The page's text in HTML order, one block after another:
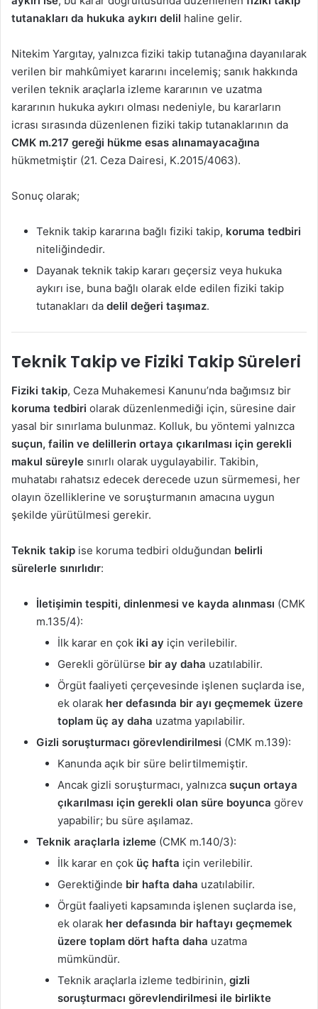
tutanakları da hukuka aykırı delil haline gelir.
Nitekim Yargıtay, yalnızca fiziki takip tutanağına dayanılarak
verilen bir mahkûmiyet kararını incelemiş; sanık hakkında
verilen teknik araçlarla izleme kararının ve uzatma
kararının hukuka aykırı olması nedeniyle, bu kararların
icrası sırasında düzenlenen fiziki takip tutanaklarının da
CMK m.217 gereği hükme esas alınamayacağına
hükmetmiştir (21. Ceza Dairesi, K.2015/4063).
Sonuç olarak;
Teknik takip kararına bağlı fiziki takip, koruma tedbiri
niteliğindedir.
Dayanak teknik takip kararı geçersiz veya hukuka
aykırı ise, buna bağlı olarak elde edilen fiziki takip
tutanakları da delil değeri taşımaz.
Teknik Takip ve Fiziki Takip Süreleri
Fiziki takip, Ceza Muhakemesi Kanunu’nda bağımsız bir
koruma tedbiri olarak düzenlenmediği için, süresine dair
yasal bir sınırlama bulunmaz. Kolluk, bu yöntemi yalnızca
suçun, failin ve delillerin ortaya çıkarılması için gerekli
makul süreyle sınırlı olarak uygulayabilir. Takibin,
muhatabı rahatsız edecek derecede uzun sürmemesi, her
olayın özelliklerine ve soruşturmanın amacına uygun
şekilde yürütülmesi gerekir.
Teknik takip ise koruma tedbiri olduğundan belirli
sürelerle sınırlıdır:
İletişimin tespiti, dinlenmesi ve kayda alınması (CMK
m.135/4):
İlk karar en çok iki ay için verilebilir.
Gerekli görülürse bir ay daha uzatılabilir.
Örgüt faaliyeti çerçevesinde işlenen suçlarda ise,
ek olarak her defasında bir ayı geçmemek üzere
toplam üç ay daha uzatma yapılabilir.
Gizli soruşturmacı görevlendirilmesi (CMK m.139):
Kanunda açık bir süre belirtilmemiştir.
Ancak gizli soruşturmacı, yalnızca suçun ortaya
çıkarılması için gerekli olan süre boyunca görev
yapabilir; bu süre aşılamaz.
Teknik araçlarla izleme (CMK m.140/3):
İlk karar en çok üç hafta için verilebilir.
Gerektiğinde bir hafta daha uzatılabilir.
Örgüt faaliyeti kapsamında işlenen suçlarda ise,
ek olarak her defasında bir haftayı geçmemek
üzere toplam dört hafta daha uzatma
mümkündür.
Teknik araçlarla izleme tedbirinin, gizli
soruşturmacı görevlendirilmesi ile birlikte